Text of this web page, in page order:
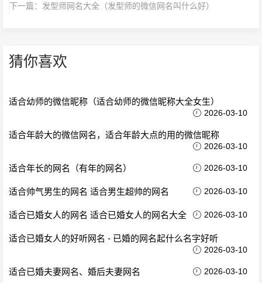
下一篇：
发型师网名大全（发型师的微信网名叫什么好）
猜你喜欢
适合幼师的微信昵称（适合幼师的微信昵称大全女生）
2026-03-10
适合年龄大的微信网名，适合年龄大点的用的微信昵称
2026-03-10
适合年长的网名（有年的网名） 2026-03-10
适合帅气男生的网名 适合男生超帅的网名 2026-03-10
适合已婚女人的网名 适合已婚女人的网名大全 2026-03-10
适合已婚女人的好听网名 - 已婚的网名起什么名字好听
2026-03-10
适合已婚夫妻网名、婚后夫妻网名 2026-03-10